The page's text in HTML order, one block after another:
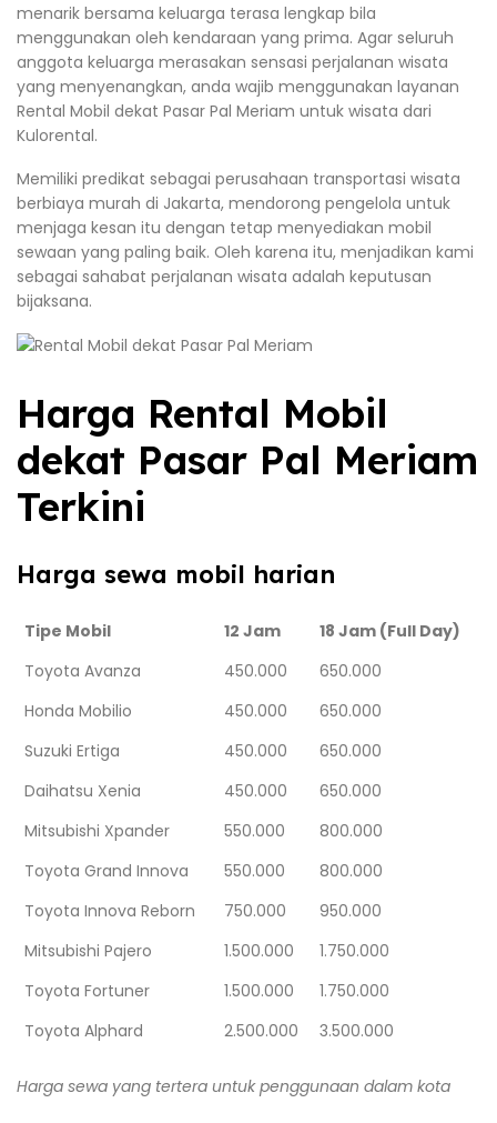
menarik bersama keluarga terasa lengkap bila
menggunakan oleh kendaraan yang prima. Agar seluruh
anggota keluarga merasakan sensasi perjalanan wisata
yang menyenangkan, anda wajib menggunakan layanan
Rental Mobil dekat Pasar Pal Meriam untuk wisata dari
Kulorental.
Memiliki predikat sebagai perusahaan transportasi wisata
berbiaya murah di Jakarta, mendorong pengelola untuk
menjaga kesan itu dengan tetap menyediakan mobil
sewaan yang paling baik. Oleh karena itu, menjadikan kami
sebagai sahabat perjalanan wisata adalah keputusan
bijaksana.
Harga Rental Mobil
dekat Pasar Pal Meriam
Terkini
Harga sewa mobil harian
Tipe Mobil 12 Jam
18 Jam (Full Day)
Toyota Avanza
450.000
650.000
Honda Mobilio
450.000
650.000
Suzuki Ertiga
450.000
650.000
Daihatsu Xenia
450.000
650.000
Mitsubishi Xpander
550.000
800.000
Toyota Grand Innova
550.000
800.000
Toyota Innova Reborn
750.000
950.000
Mitsubishi Pajero
1.500.000
1.750.000
Toyota Fortuner
1.500.000
1.750.000
Toyota Alphard
2.500.000 3.500.000
Harga sewa yang tertera untuk penggunaan dalam kota